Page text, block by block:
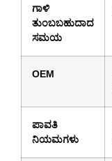
ಗಾಳಿ
ತುಂಬಬಹುದಾದ
ಸಮಯ
OEM
ಪಾವತಿ
ನಿಯಮಗಳು